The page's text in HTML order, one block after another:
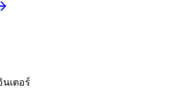
เตอร์